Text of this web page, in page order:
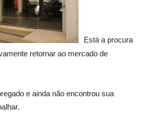
Está a procura
retornar ao mercado de
e ainda não encontrou sua